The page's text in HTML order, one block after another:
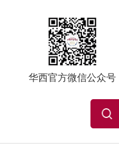
华西官方微信公众号